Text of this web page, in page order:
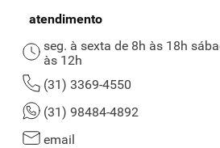
origem animal.
Para uma refeição ainda mais
esses snacks com uma
opção leve, nutritiva e perfeitamente
restrições alimentares.
Frios, linguiças e carnes de proteína
atendimento
seg. à sexta de 8h às 18h
às 12h
(31) 3369-4550
(31) 98484-4892
email